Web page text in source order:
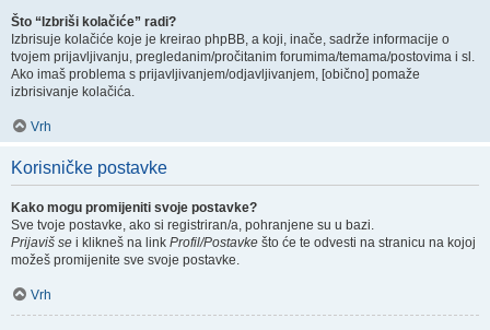
Što “Izbriši kolačiće” radi?
Izbrisuje kolačiće koje je kreirao phpBB, a koji, inače, sadrže informacije o
tvojem prijavljivanju, pregledanim/pročitanim forumima/temama/postovima i sl.
Ako imaš problema s prijavljivanjem/odjavljivanjem, [obično] pomaže
izbrisivanje kolačića.
Vrh
Korisničke postavke
Kako mogu promijeniti svoje postavke?
Sve tvoje postavke, ako si registriran/a, pohranjene su u bazi.
Prijaviš se i klikneš na link Profil/Postavke što će te odvesti na stranicu na kojoj
možeš promijenite sve svoje postavke.
Vrh